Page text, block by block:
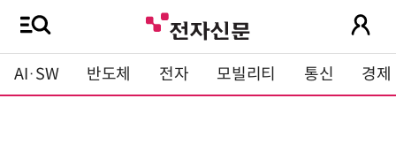
AI·SW 반도체 전자 모빌리티 통신 경제